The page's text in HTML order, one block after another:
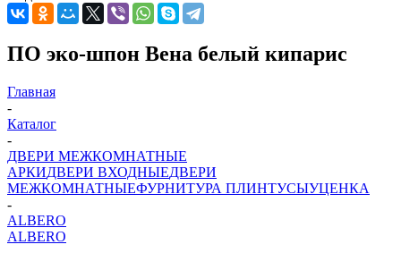
ПО эко-шпон Вена белый кипарис
Главная
-
Каталог
-
ДВЕРИ МЕЖКОМНАТНЫЕ
АРКИДВЕРИ ВХОДНЫЕДВЕРИ
МЕЖКОМНАТНЫЕФУРНИТУРА ПЛИНТУСЫУЦЕНКА
-
ALBERO
ALBERO